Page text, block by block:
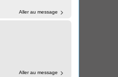
Aller au message
Aller au message